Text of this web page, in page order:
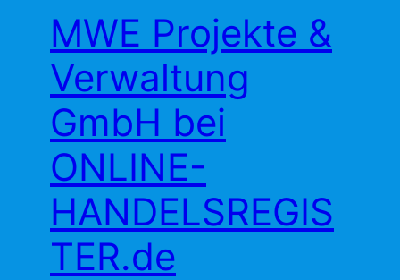
MWE Projekte &
Verwaltung
GmbH bei
ONLINE-
HANDELSREGIS
TER.de